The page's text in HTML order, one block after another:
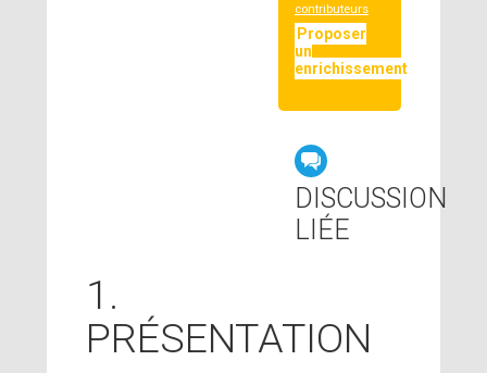
contributeurs
Proposer
un
enrichissement
DISCUSSION
LIÉE
1.
PRÉSENTATION